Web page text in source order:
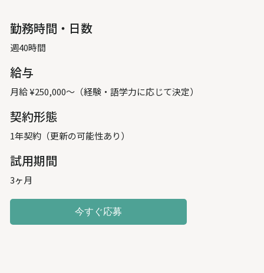
勤務時間・日数
週40時間
給与
月給 ¥250,000〜（経験・語学力に応じて決定）
契約形態
1年契約（更新の可能性あり）
試用期間
3ヶ月
今すぐ応募